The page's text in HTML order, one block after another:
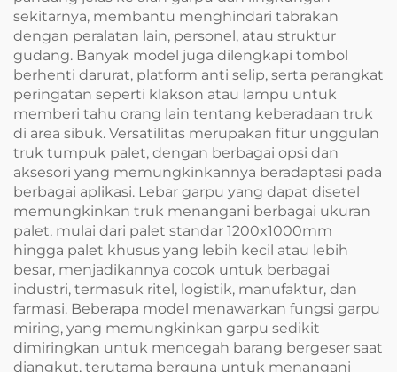
sekitarnya, membantu menghindari tabrakan
dengan peralatan lain, personel, atau struktur
gudang. Banyak model juga dilengkapi tombol
berhenti darurat, platform anti selip, serta perangkat
peringatan seperti klakson atau lampu untuk
memberi tahu orang lain tentang keberadaan truk
di area sibuk. Versatilitas merupakan fitur unggulan
truk tumpuk palet, dengan berbagai opsi dan
aksesori yang memungkinkannya beradaptasi pada
berbagai aplikasi. Lebar garpu yang dapat disetel
memungkinkan truk menangani berbagai ukuran
palet, mulai dari palet standar 1200x1000mm
hingga palet khusus yang lebih kecil atau lebih
besar, menjadikannya cocok untuk berbagai
industri, termasuk ritel, logistik, manufaktur, dan
farmasi. Beberapa model menawarkan fungsi garpu
miring, yang memungkinkan garpu sedikit
dimiringkan untuk mencegah barang bergeser saat
diangkut, terutama berguna untuk menangani